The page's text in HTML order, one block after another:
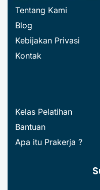
Tentang Kami
Blog
Kebijakan Privasi
Kontak
Kelas Pelatihan
Bantuan
Apa itu Prakerja ?